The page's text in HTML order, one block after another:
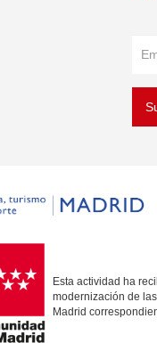
Esta actividad ha
modernización de
Madrid